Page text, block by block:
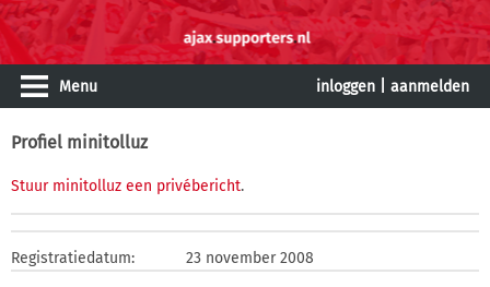
Menu inloggen aanmelden
Profiel minitolluz
Stuur minitolluz een privébericht.
Registratiedatum: 23 november 2008